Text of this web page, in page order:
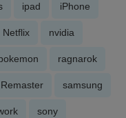
ipad iPhone
Netflix nvidia
ragnarok
Remaster samsung
sony